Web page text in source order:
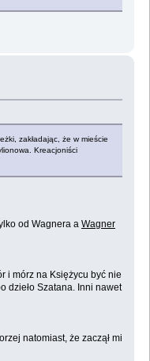
zakładając, że w mieście
Kreacjoniści
od Wagnera a Wagner
i mórz na Księżycu być nie
dzieło Szatana. Inni nawet
natomiast, że zaczął mi